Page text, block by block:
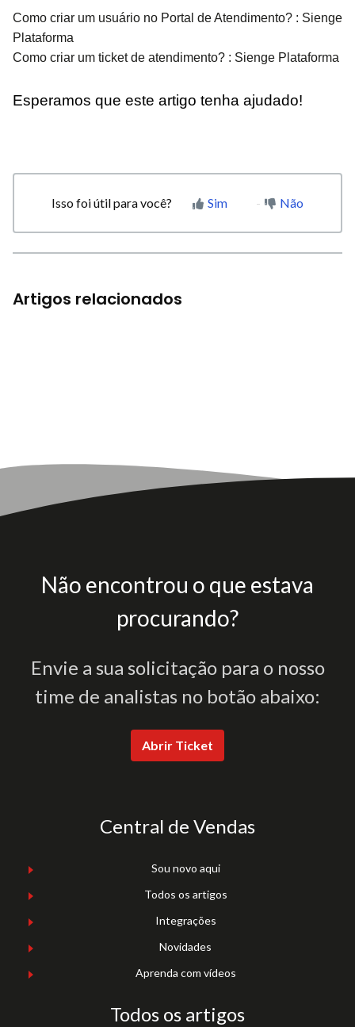
Como criar um usuário no Portal de Atendimento? : Sienge
Plataforma
Como criar um ticket de atendimento? : Sienge Plataforma
Esperamos que este artigo tenha ajudado!
Isso foi útil para você? Sim Não
Artigos relacionados
Não encontrou o que estava
procurando?
Envie a sua solicitação para o nosso
time de analistas no botão abaixo:
Abrir Ticket
Central de Vendas
Sou novo aqui
Todos os artigos
Integrações
Novidades
Aprenda com vídeos
Todos os artigos